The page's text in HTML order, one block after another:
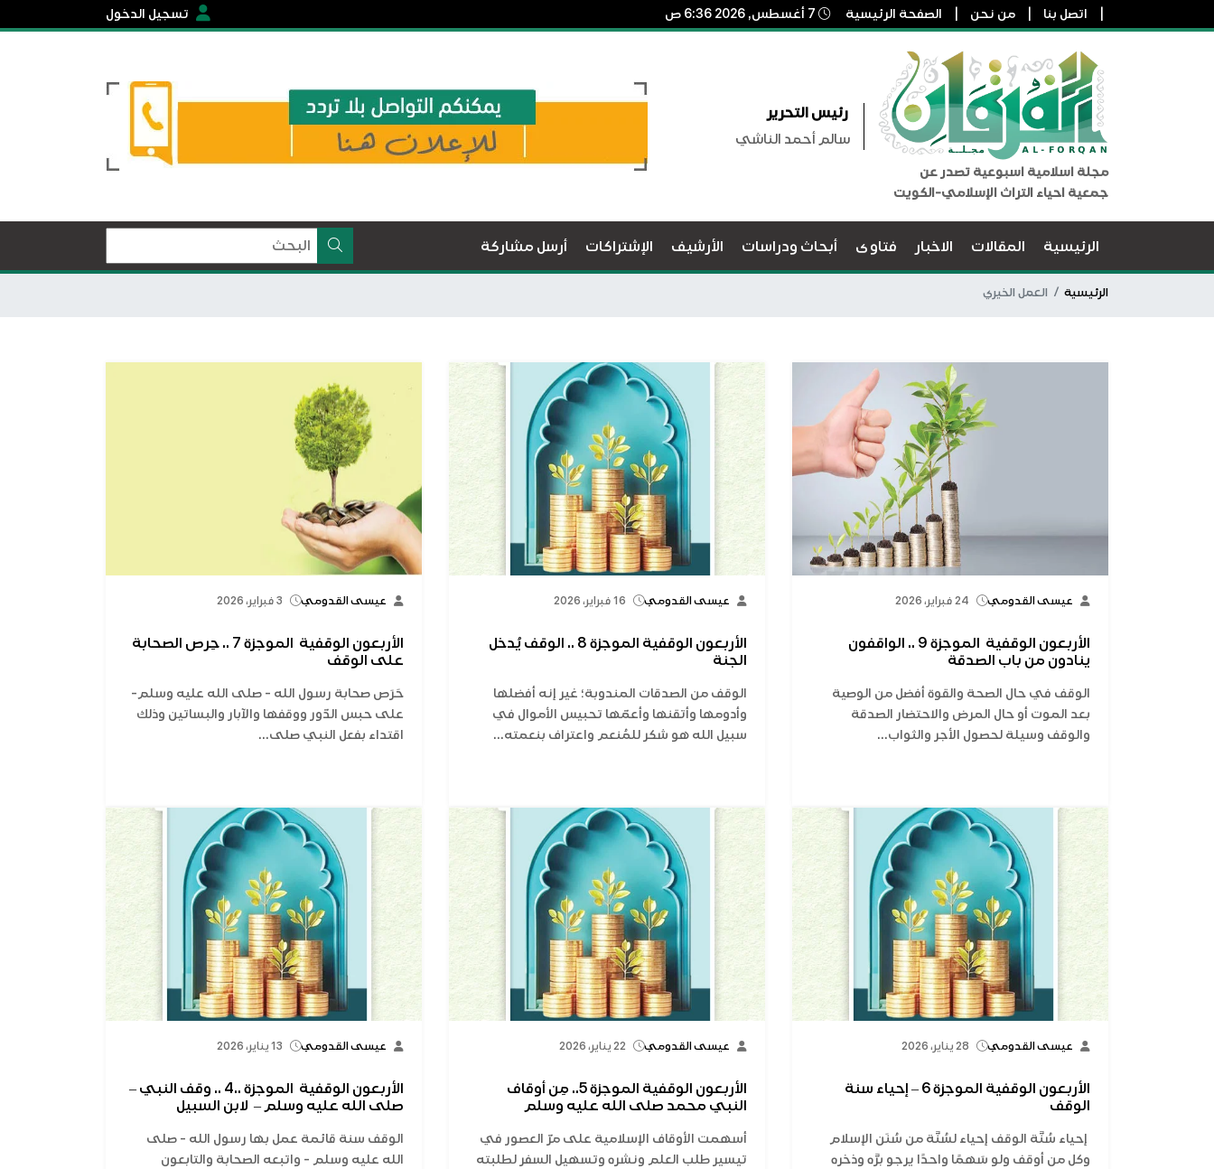
اتصل بنا من نحن الصفحة الرئيسية تسجيل الدخول
مجلة اسلامية اسبوعية تصدر عن
جمعية احياء التراث الإسلامي-الكويت
رئيس التحرير
سالم أحمد الناشي
الرئيسية المقالات الاخبار فتاوى أبحاث ودراسات الأرشيف الإشتراكات أرسل مشاركة
الرئيسية العمل الخيري
عيسى القدومي 24 فبراير، 2026
الأربعون الوقفية الموجزة 9 .. الواقفون
ينادون من باب الصدقة
الوقف في حال الصحة والقوة أفضل من الوصية
بعد الموت أو حال المرض والاحتضار الصدقة
والوقف وسيلة لحصول الأجر والثواب...
عيسى القدومي 16 فبراير، 2026
الأربعون الوقفية الموجزة 8 .. الوقف يُدخل
الجنة
الوقف من الصدقات المندوبة؛ غير إنه أفضلها
وأدومها وأتقنها وأعمّها تحبيس الأموال في
سبيل الله هو شكر للمُنعم واعتراف بنعمته...
عيسى القدومي 3 فبراير، 2026
الأربعون الوقفية الموجزة 7 .. حِرص الصحابة
على الوقف
حَرَص صحابة رسول الله - صلى الله عليه وسلم-
على حبس الدّور ووقفها والآبار والبساتين وذلك
اقتداء بفعل النبي صلى...
عيسى القدومي 28 يناير، 2026
الأربعون الوقفية الموجزة 6 – إحياء سنة
الوقف
إحياء سُنَّة الوقف إحياء لسُنَّة من سُنَن الإسلام
وكل من أوقف ولو سَهمًا واحدًا يرجو برَّه وذخره
عيسى القدومي 22 يناير، 2026
الأربعون الوقفية الموجزة 5.. مِن أوقاف
النبي محمد صلى الله عليه وسلم
أسهمت الأوقاف الإسلامية على مرّ العصور في
تيسير طلب العلم ونشره وتسهيل السفر لطلبته
عيسى القدومي 13 يناير، 2026
الأربعون الوقفية الموجزة ..4 .. وقف النبي –
صلى الله عليه وسلم – لابن السبيل
الوقف سنة قائمة عمل بها رسول الله - صلى
الله عليه وسلم - واتبعه الصحابة والتابعون